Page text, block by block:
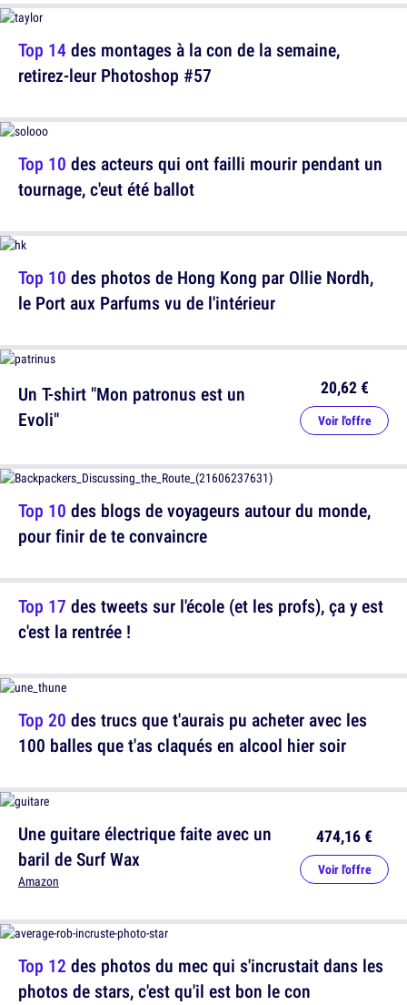
Top 14des montages à la con de la semaine,
retirez-leur Photoshop #57
Top 10 des photos de Hong Kong par Ollie Nordh,
le Port aux Parfums vu de l'intérieur
Top 10 des blogs de voyageurs autour du monde,
pour finir de te convaincre
Top 20 des trucs que t'aurais pu acheter avec les
100 balles que t'as claqués en alcool hier soir
Top 12 des photos du mec qui s'incrustait dans les
photos de stars, c'est qu'il est bon le con
Top 10 des acteurs qui ont failli mourir pendant un
tournage, c'eut été ballot
Un T-shirt "Mon patronus est un
Evoli"
20,62 €
Voir l'offre
Top 17 des tweets sur l'école (et les profs), ça y est
c'est la rentrée !
Une guitare électrique faite avec un
baril de Surf Wax
Amazon
474,16 €
Voir l'offre